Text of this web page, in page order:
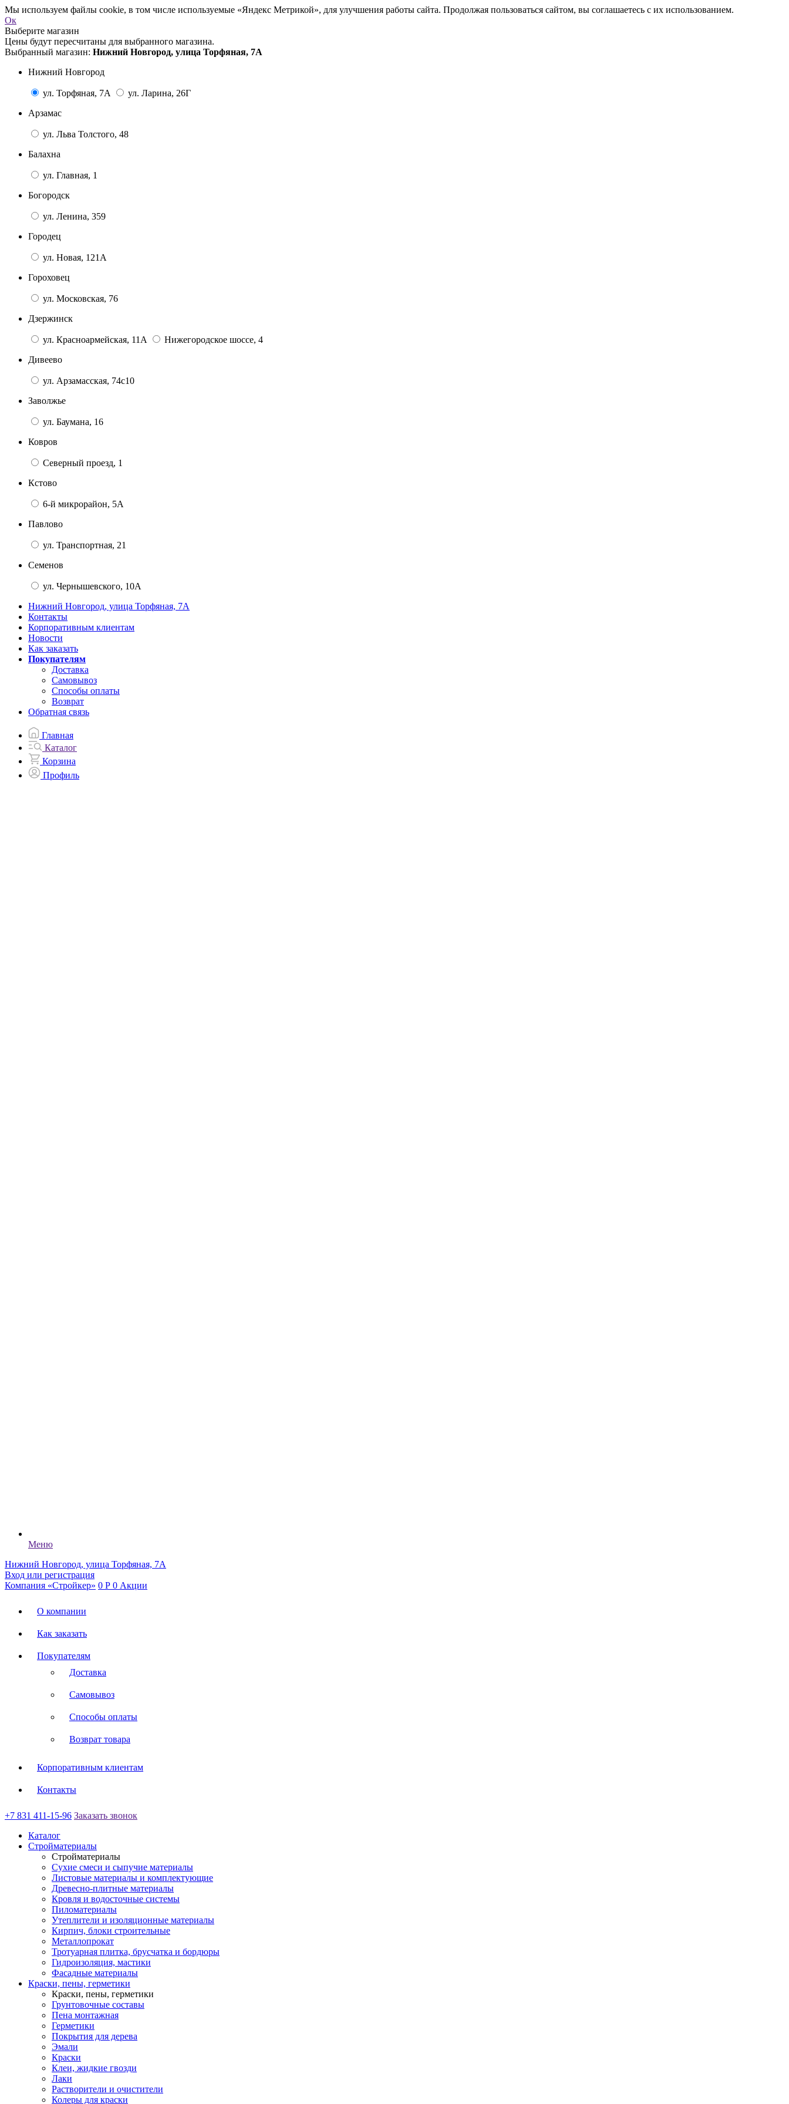
Мы используем файлы cookie, в том числе используемые «Яндекс Метрикой», для улучшения работы сайта. Продолжая пользоваться сайтом, вы соглашаетесь с их использованием.
Ок
Выберите магазин
Цены будут пересчитаны для выбранного магазина.
Выбранный магазин: Нижний Новгород, улица Торфяная, 7А
Нижний Новгород
ул. Торфяная, 7А
ул. Ларина, 26Г
Арзамас
ул. Льва Толстого, 48
Балахна
ул. Главная, 1
Богородск
ул. Ленина, 359
Городец
ул. Новая, 121А
Гороховец
ул. Московская, 76
Дзержинск
ул. Красноармейская, 11А
Нижегородское шоссе, 4
Дивеево
ул. Арзамасская, 74с10
Заволжье
ул. Баумана, 16
Ковров
Северный проезд, 1
Кстово
6-й микрорайон, 5А
Павлово
ул. Транспортная, 21
Семенов
ул. Чернышевского, 10А
Нижний Новгород, улица Торфяная, 7А
Контакты
Корпоративным клиентам
Новости
Как заказать
Покупателям
Доставка
Самовывоз
Способы оплаты
Возврат
Обратная связь
Главная
Каталог
Корзина
Профиль
Меню
Нижний Новгород, улица Торфяная, 7А
Вход или регистрация
Компания «Стройкер» 0 Р 0 Акции
О компании
Как заказать
Покупателям
Доставка
Самовывоз
Способы оплаты
Возврат товара
Корпоративным клиентам
Контакты
+7 831 411-15-96 Заказать звонок
Каталог
Стройматериалы
Стройматериалы
Сухие смеси и сыпучие материалы
Листовые материалы и комплектующие
Древесно-плитные материалы
Кровля и водосточные системы
Пиломатериалы
Утеплители и изоляционные материалы
Кирпич, блоки строительные
Металлопрокат
Тротуарная плитка, брусчатка и бордюры
Гидроизоляция, мастики
Фасадные материалы
Краски, пены, герметики
Краски, пены, герметики
Грунтовочные составы
Пена монтажная
Герметики
Покрытия для дерева
Эмали
Краски
Клеи, жидкие гвозди
Лаки
Растворители и очистители
Колеры для краски